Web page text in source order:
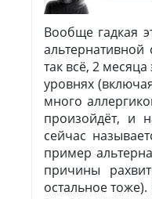
Вообще гадкая
так всё, 2
уровнях
много
произойдёт, и
сейчас
пример
причины
остальное